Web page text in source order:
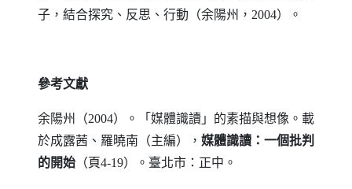
子，結合探究、反思、行動（余陽州，2004）。
參考文獻
余陽州（2004）。「媒體識讀」的素描與想像。載
於成露茜、羅曉南（主編）， 媒體識讀：一個批判
的開始 （頁4-19）。臺北市：正中。